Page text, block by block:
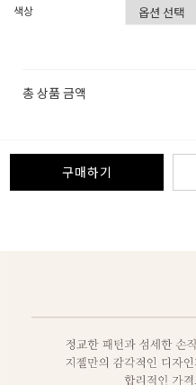
색상
총 상품 금액
구매하기